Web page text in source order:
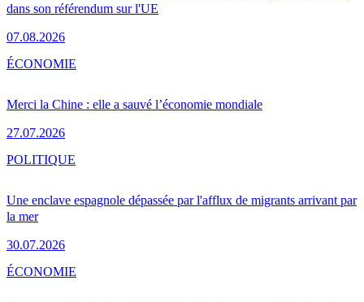
dans son référendum sur l'UE
07.08.2026
Merci la Chine : elle a sauvé l’économie mondiale
27.07.2026
ÉCONOMIE
Une enclave espagnole dépassée par l'afflux de migrants arrivant par
la mer
30.07.2026
POLITIQUE
ÉCONOMIE